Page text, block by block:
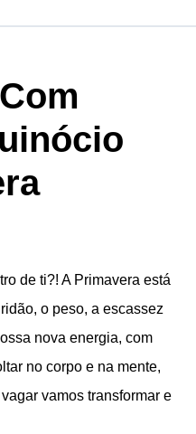
de ti?! A Primavera está
o peso, a escassez
nova energia, com
no corpo e na mente,
vamos transformar e